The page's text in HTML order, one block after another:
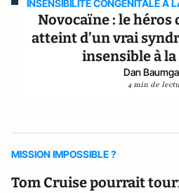
INSENSIBILITE CONGENITALE A
Novocaïne : le héros
atteint d’un vrai
insensible à
Dan
4 min de
MISSION IMPOSSIBLE ?
Tom Cruise pourrait